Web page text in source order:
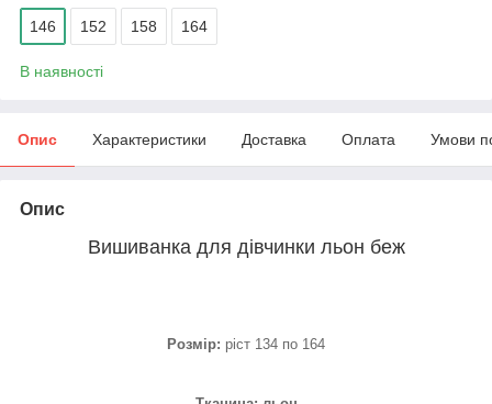
146 152 158 164
В наявності
Опис Характеристики Доставка Оплата Умови
Опис
Вишиванка для дівчинки льон беж
Розмір: ріст 134 по 164